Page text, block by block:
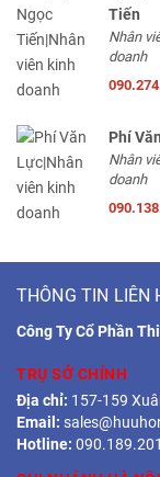
Tiến
Nhân
doanh
Phí
Nhân
doanh
THÔNG TIN LIÊN
Công Ty Cổ Phần
TRỤ SỞ CHÍNH
Địa chỉ: 157-159
Email:
Hotline: